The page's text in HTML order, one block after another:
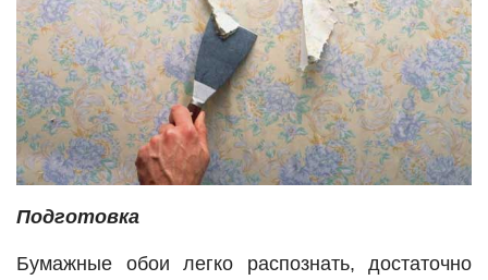
Подготовка
Бумажные обои легко распознать, достаточно